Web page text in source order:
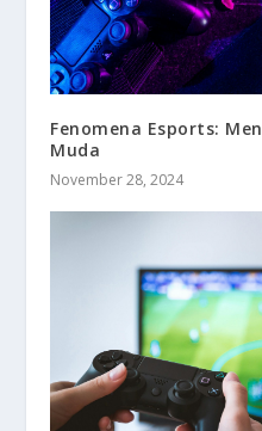
Fenomena Esports:
Muda
November 28, 2024